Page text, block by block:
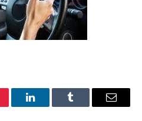
O
Tumblr
E-